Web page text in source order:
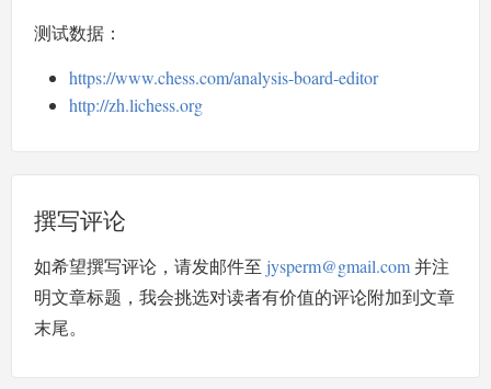
测试数据：
https://www.chess.com/analysis-board-editor
http://zh.lichess.org
撰写评论
如希望撰写评论，请发邮件至 jysperm@gmail.com并注
明文章标题，我会挑选对读者有价值的评论附加到文章
末尾。